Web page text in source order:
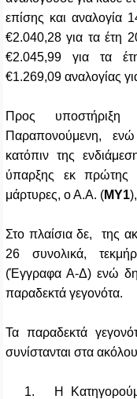
επίσης και αναλογία
€2.040,28 για τα έτη
€2.045,99 για τα
€1.269,09 αναλογίας
Προς
Παραπονούμενη,
κατόπιν της
ύπαρξης εκ πρώτης
μάρτυρες, ο Α.Α. (ΜΥ1
Στο πλαίσια δε, της
26 συνολικά,
(Έγγραφα Α-Δ) ενώ
παραδεκτά γεγονότα.
Τα παραδεκτά
συνίστανται στα
1.
Η